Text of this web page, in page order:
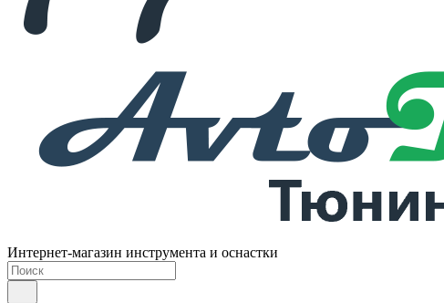
Интернет-магазин инструмента и оснастки